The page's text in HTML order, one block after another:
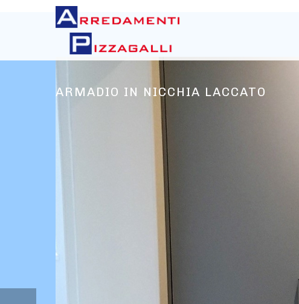
ARMADIO IN NICCHIA LACCATO